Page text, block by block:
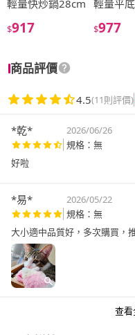
輕量快炒鍋28cm
$917
輕量平
$977
商品評價
4.5(11則評價)
*乾* 2026/06/26
規格：無
好啦
*易* 2026/05/22
規格：無
大小適中品質好，多次購買，
查看